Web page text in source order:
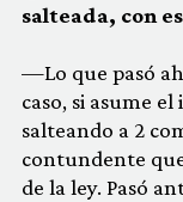
salteada, con
—Lo que pasó
caso, si asume
salteando a 2
contundente
de la ley. Pasó